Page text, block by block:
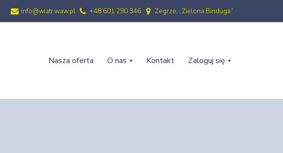
info@wiatr.waw.pl +48 601 290 346 Zegrze, „Zielona Binduga”
Nasza oferta O nas Kontakt Zaloguj się